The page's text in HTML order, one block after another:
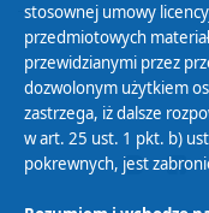
stosownej umowy
przedmiotowych
przewidzianymi przez
dozwolonym użytkiem
zastrzega, iż dalsze
w art. 25 ust. 1 pkt. b)
pokrewnych, jest